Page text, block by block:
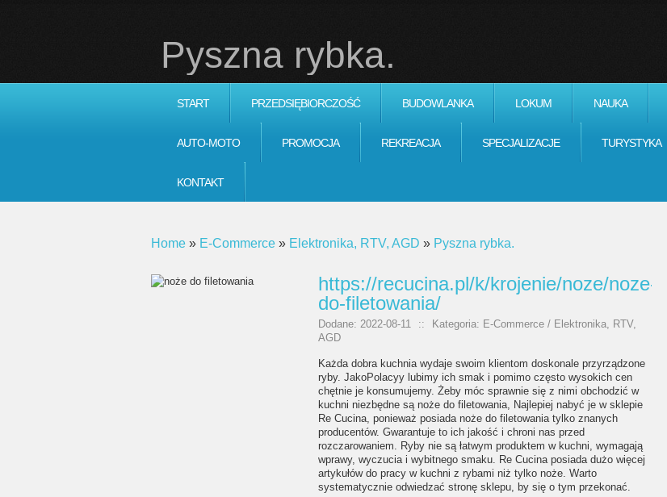
Pyszna rybka.
START PRZEDSIĘBIORCZOŚĆ BUDOWLANKA LOKUM NAUKA
AUTO-MOTO PROMOCJA REKREACJA SPECJALIZACJE TURYSTYKA
KONTAKT
Home » E-Commerce » Elektronika, RTV, AGD » Pyszna rybka.
https://recucina.pl/k/krojenie/noze/noze-
do-filetowania/
Dodane: 2022-08-11 ::
Kategoria: E-Commerce / Elektronika, RTV,
AGD
Każda dobra kuchnia wydaje swoim klientom doskonale przyrządzone
ryby. JakoPolacyy lubimy ich smak i pomimo często wysokich cen
chętnie je konsumujemy. Żeby móc sprawnie się z nimi obchodzić w
kuchni niezbędne są noże do filetowania, Najlepiej nabyć je w sklepie
Re Cucina, ponieważ posiada noże do filetowania tylko znanych
producentów. Gwarantuje to ich jakość i chroni nas przed
rozczarowaniem. Ryby nie są łatwym produktem w kuchni, wymagają
wprawy, wyczucia i wybitnego smaku. Re Cucina posiada dużo więcej
artykułów do pracy w kuchni z rybami niż tylko noże. Warto
systematycznie odwiedzać stronę sklepu, by się o tym przekonać.